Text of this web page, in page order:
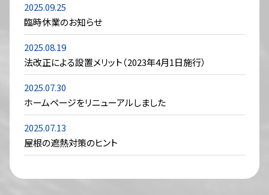
2025.09.25
臨時休業のお知らせ
2025.08.19
法改正による設置メリット（2023年4月1日施行）
2025.07.30
ホームページをリニューアルしました
2025.07.13
屋根の遮熱対策のヒント